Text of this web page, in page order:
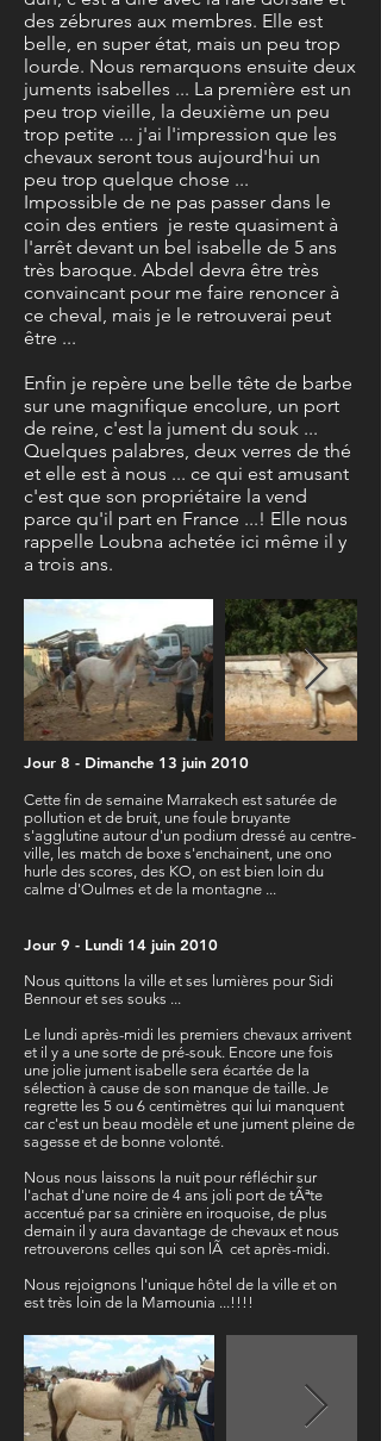
des zébrures aux membres. Elle est
belle, en super état, mais un peu trop
lourde. Nous remarquons ensuite deux
juments isabelles ... La première est un
peu trop vieille, la deuxième un peu
trop petite ... j'ai l'impression que les
chevaux seront tous aujourd'hui un
peu trop quelque chose ...
Impossible de ne pas passer dans le
coin des entiers je reste quasiment à
l'arrêt devant un bel isabelle de 5 ans
très baroque. Abdel devra être très
convaincant pour me faire renoncer à
ce cheval, mais je le retrouverai peut
être ...
Enfin je repère une belle tête de barbe
sur une magnifique encolure, un port
de reine, c'est la jument du souk ...
Quelques palabres, deux verres de thé
et elle est à nous ... ce qui est amusant
c'est que son propriétaire la vend
parce qu'il part en France ...! Elle nous
rappelle Loubna achetée ici même il y
a trois ans.
Jour 8 - Dimanche 13 juin 2010
Cette fin de semaine Marrakech est saturée de
pollution et de bruit, une foule bruyante
s'agglutine autour d'un podium dressé au centre-
ville, les match de boxe s'enchainent, une ono
hurle des scores, des KO, on est bien loin du
calme d'Oulmes et de la montagne ...
Jour 9 - Lundi 14 juin 2010
Nous quittons la ville et ses lumières pour Sidi
Bennour et ses souks ...
Le lundi après-midi les premiers chevaux arrivent
et il y a une sorte de pré-souk. Encore une fois
une jolie jument isabelle sera écartée de la
sélection à cause de son manque de taille. Je
regrette les 5 ou 6 centimètres qui lui manquent
car c'est un beau modèle et une jument pleine de
sagesse et de bonne volonté.
Nous nous laissons la nuit pour réfléchir sur
l'achat d'une noire de 4 ans joli port de tÃªte
accentué par sa crinière en iroquoise, de plus
demain il y aura davantage de chevaux et nous
retrouverons celles qui son lÃ cet après-midi.
Nous rejoignons l'unique hôtel de la ville et on
est très loin de la Mamounia ...!!!!